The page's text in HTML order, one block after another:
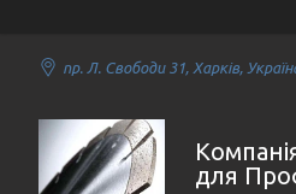
пр. Л. Свободи 31, Харків,
для